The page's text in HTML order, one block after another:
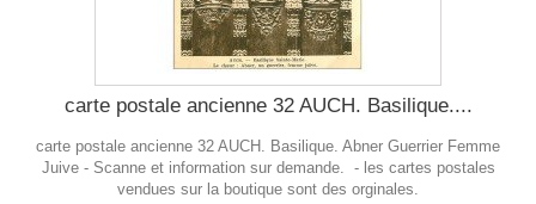
carte postale ancienne 32 AUCH. Basilique....
carte postale ancienne 32 AUCH. Basilique. Abner Guerrier Femme
Juive - Scanne et information sur demande. - les cartes postales
vendues sur la boutique sont des orginales.